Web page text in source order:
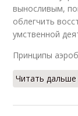
выносливым,
облегчить
умственной
Принципы
Читать